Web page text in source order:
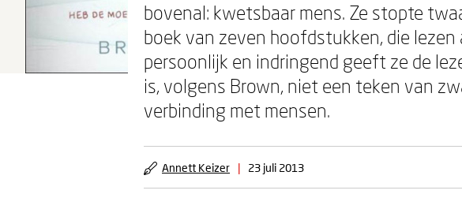
bovenal: kwetsbaar mens. Ze stopte
boek van zeven hoofdstukken, die
persoonlijk en indringend geeft ze de
is, volgens Brown, niet een teken van
verbinding met mensen.
Annett Keizer | 23 juli 2013